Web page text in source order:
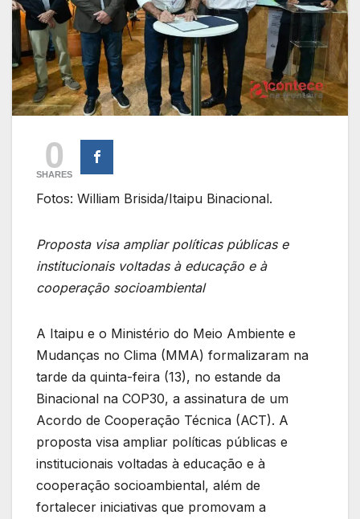
0
SHARES
Fotos: William Brisida/Itaipu Binacional.
Proposta visa ampliar políticas públicas e
institucionais voltadas à educação e à
cooperação socioambiental
A Itaipu e o Ministério do Meio Ambiente e
Mudanças no Clima (MMA) formalizaram na
tarde da quinta-feira (13), no estande da
Binacional na COP30, a assinatura de um
Acordo de Cooperação Técnica (ACT). A
proposta visa ampliar políticas públicas e
institucionais voltadas à educação e à
cooperação socioambiental, além de
fortalecer iniciativas que promovam a